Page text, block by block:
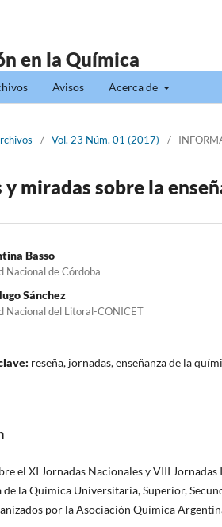
en la Química
Avisos Acerca de
/ Vol. 23 Núm. 01 (2017) /
y miradas sobre la
Basso
Nacional de Córdoba
Sánchez
Nacional del Litoral-CONICET
reseña, jornadas, enseñanza de la
el XI Jornadas Nacionales y VIII
de la Química Universitaria, Superior,
por la Asociación Química